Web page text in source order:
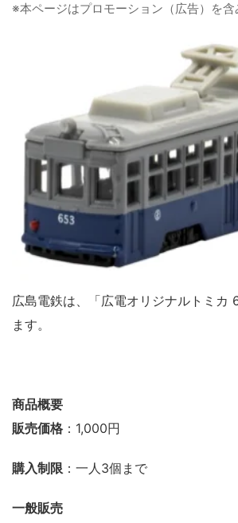
※本ページはプロモーション（広告）を含
広島電鉄は、「広電オリジナルトミカ
ます。
商品概要
販売価格 ：1,000円
購入制限 ：一人3個まで
一般販売